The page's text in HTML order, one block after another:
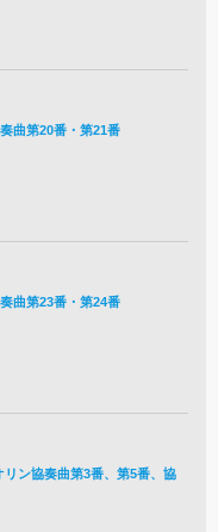
曲第20番・第21番
曲第23番・第24番
ン協奏曲第3番、第5番、協